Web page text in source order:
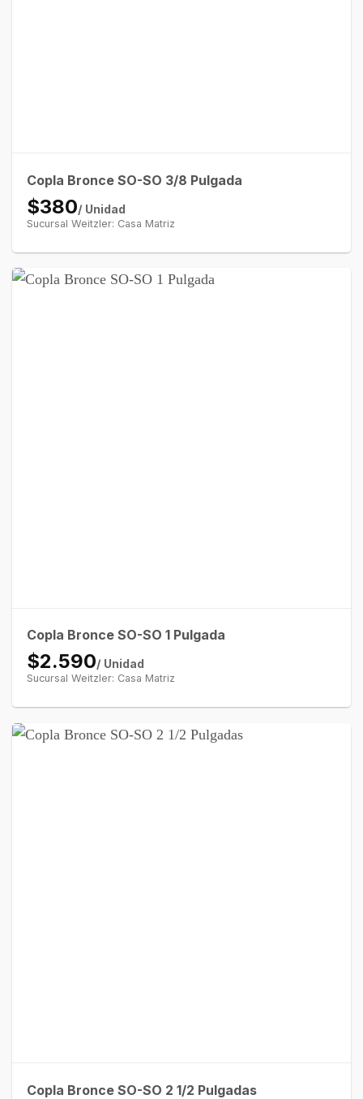
Copla Bronce SO-SO 3/8 Pulgada
$380/ Unidad
Sucursal Weitzler: Casa Matriz
Copla Bronce SO-SO 1 Pulgada
$2.590/ Unidad
Sucursal Weitzler: Casa Matriz
Copla Bronce SO-SO 2 1/2 Pulgadas